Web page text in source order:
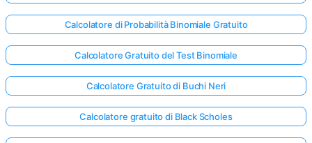
Calcolatore di Probabilità Binomiale Gratuito
Calcolatore Gratuito del Test Binomiale
Calcolatore Gratuito di Buchi Neri
Calcolatore gratuito di Black Scholes